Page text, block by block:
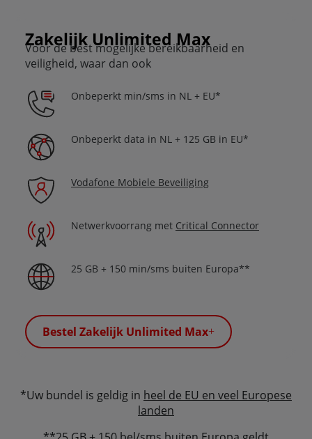
Zakelijk Unlimited Max
Voor de best mogelijke bereikbaarheid en
veiligheid, waar dan ook
Onbeperkt min/sms in NL + EU*
Onbeperkt data in NL + 125 GB in EU*
Vodafone Mobiele Beveiliging
Netwerkvoorrang met Critical Connector
25 GB + 150 min/sms buiten Europa**
Bestel Zakelijk Unlimited Max
*Uw bundel is geldig in heel de EU en veel Europese
landen